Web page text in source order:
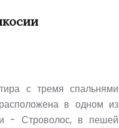
с тремя спальнями
в одном из
- Строволос, в пешей